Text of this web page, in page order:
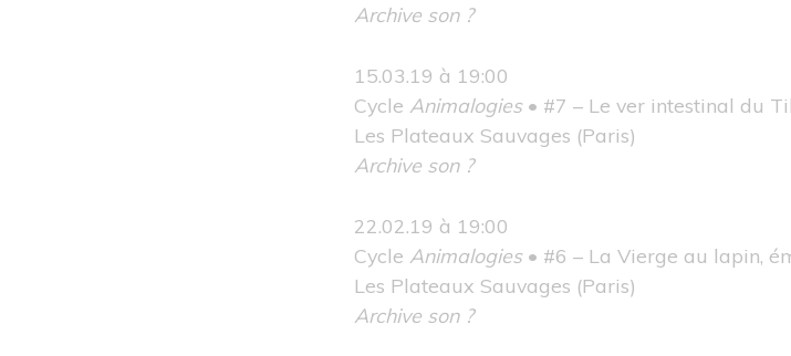
Archive son?
15.03.19 à 19:00
Cycle Animalogies• #7 – Le ver intestinal du
Les Plateaux Sauvages (Paris)
Archive son?
22.02.19 à 19:00
Cycle Animalogies• #6 – La Vierge au lapin,
Les Plateaux Sauvages (Paris)
Archive son?